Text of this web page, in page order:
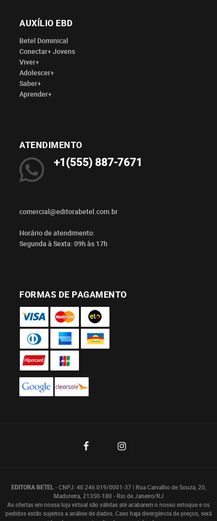
AUXÍLIO EBD
Betel Dominical
Conectar+ Jovens
Viver+
Adolescer+
Saber+
Aprender+
ATENDIMENTO
+1(555) 887-7671
comercial@editorabetel.com.br
Horário de atendimento:
Segunda à Sexta: 09h às 17h
FORMAS DE PAGAMENTO
EDITORA BETEL- CNPJ: 40.246.019/0001-37 | Rua Carvalho de Souza, 20,
Madureira, 21350-180 - Rio de Janeiro/RJ
As ofertas em nossa loja virtual são válidas até acabarem o nosso estoque e os
pedidos estão sujeitos a análise de dados. Caso haja divergência de preços, será